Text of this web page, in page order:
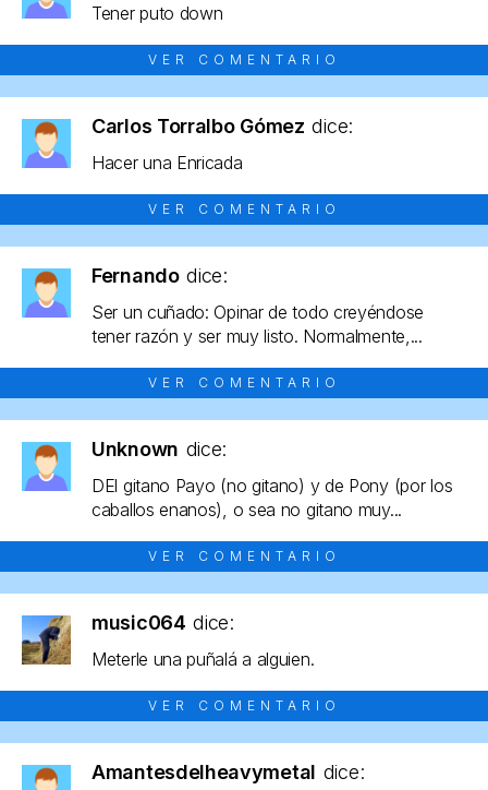
Tener puto down
VER COMENTARIO
Carlos Torralbo Gómez dice:
Hacer una Enricada
VER COMENTARIO
Fernando dice:
Ser un cuñado: Opinar de todo creyéndose
tener razón y ser muy listo. Normalmente,...
VER COMENTARIO
Unknown dice:
DEl gitano Payo (no gitano) y de Pony (por los
caballos enanos), o sea no gitano muy...
VER COMENTARIO
music064 dice:
Meterle una puñalá a alguien.
VER COMENTARIO
Amantesdelheavymetal dice: